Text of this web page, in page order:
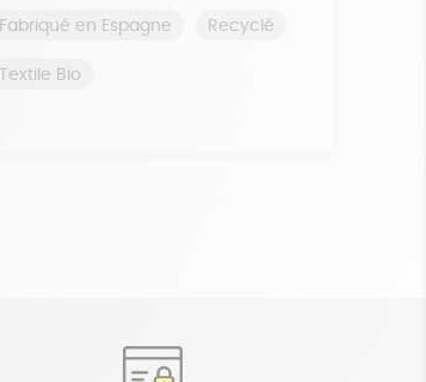
Fabriqué en Espagne Recyclé
Textile Bio